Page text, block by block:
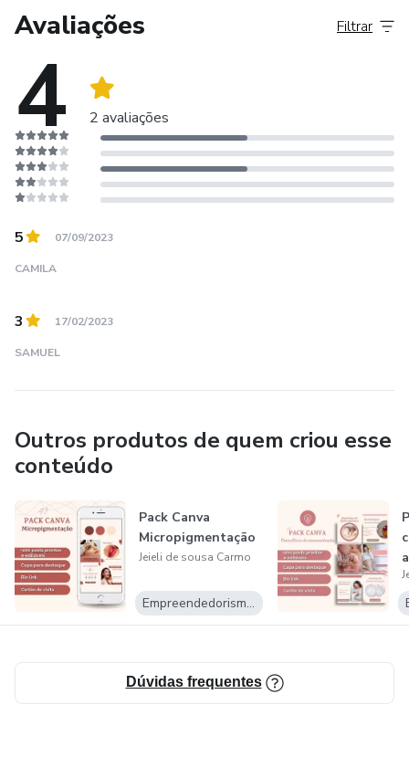
Avaliações
4 2 avaliações
Filtrar
5 07/09/2023
CAMILA
3 17/02/2023
SAMUEL
Outros produtos de quem criou esse
conteúdo
Pack Canva
Micropigmentação
Jeieli de sousa Carmo
Empreendedorismo Digital
Dúvidas frequentes